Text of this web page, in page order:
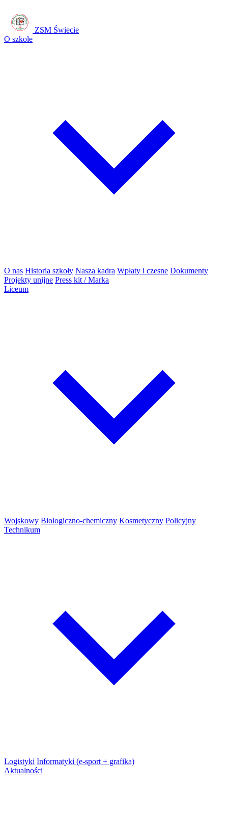
ZSM Świecie
O szkole
O nas Historia szkoły Nasza kadra Wpłaty i czesne Dokumenty
Projekty unijne Press kit / Marka
Liceum
Wojskowy Biologiczno-chemiczny Kosmetyczny Policyjny
Technikum
Logistyki Informatyki (e-sport + grafika)
Aktualności